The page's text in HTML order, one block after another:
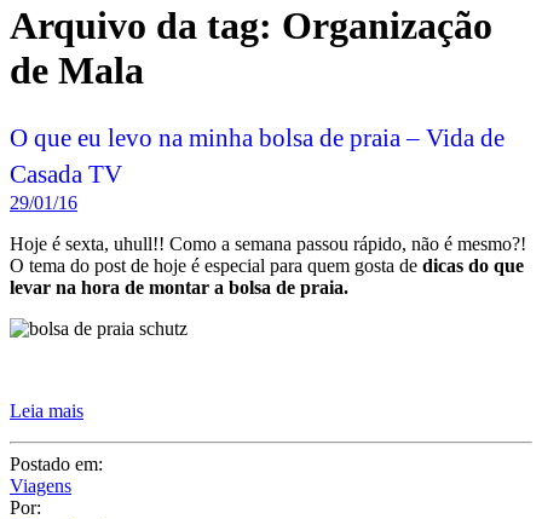
Arquivo da tag: Organização
de Mala
O que eu levo na minha bolsa de praia – Vida de
Casada TV
29/01/16
Hoje é sexta, uhull!! Como a semana passou rápido, não é mesmo?!
O tema do post de hoje é especial para quem gosta de dicas do que
levar na hora de montar a bolsa de praia.
Leia mais
Postado em:
Viagens
Por: